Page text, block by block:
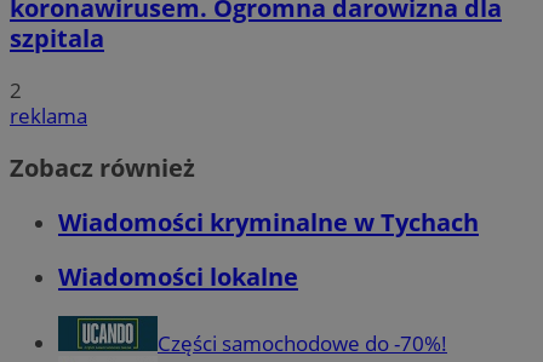
koronawirusem. Ogromna darowizna dla
szpitala
2
reklama
Zobacz również
Wiadomości kryminalne w Tychach
Wiadomości lokalne
Części samochodowe do -70%!